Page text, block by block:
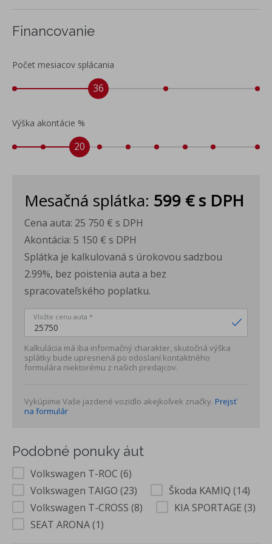
Stredová opierka rúk vpredu s odkladacím boxom
Make-up zrkadielka v slnečných clonách
Dekoratívne obklady v interiéri
LED predné svetlomety, LED zadné svetlá
Strešný nosič čierny
Oceľové disky 16", pneumatiky 225/60 R16
Príplatková výbava
Balík Rezerva - Rezervné koleso dojazdové, miestošetriace
- Zdvihák - Dvojitá podlaha batožinového priestoru
Predĺžená záruka na 4 roky / max. 80 000km
Financovanie
Počet mesiacov splácania
36
Výška akontácie %
20
Mesačná splátka: 599 €s DPH
Cena auta: 25 750 € s DPH
Akontácia: 5 150 € s DPH
Splátka je kalkulovaná s úrokovou sadzbou
2.99%, bez poistenia auta a bez
spracovateľského poplatku.
Vložte cenu auta *
Kalkulácia má iba informačný charakter, skutočná výška
splátky bude upresnená po odoslaní kontaktného
formulára niektorému z našich predajcov.
Vykúpime Vaše jazdené vozidlo akejkoľvek značky. Prejsť
na formulár
Podobné ponuky áut
Volkswagen T-ROC (6)
Volkswagen TAIGO (23)
Škoda KAMIQ (14)
Volkswagen T-CROSS (8)
KIA SPORTAGE (3)
SEAT ARONA (1)